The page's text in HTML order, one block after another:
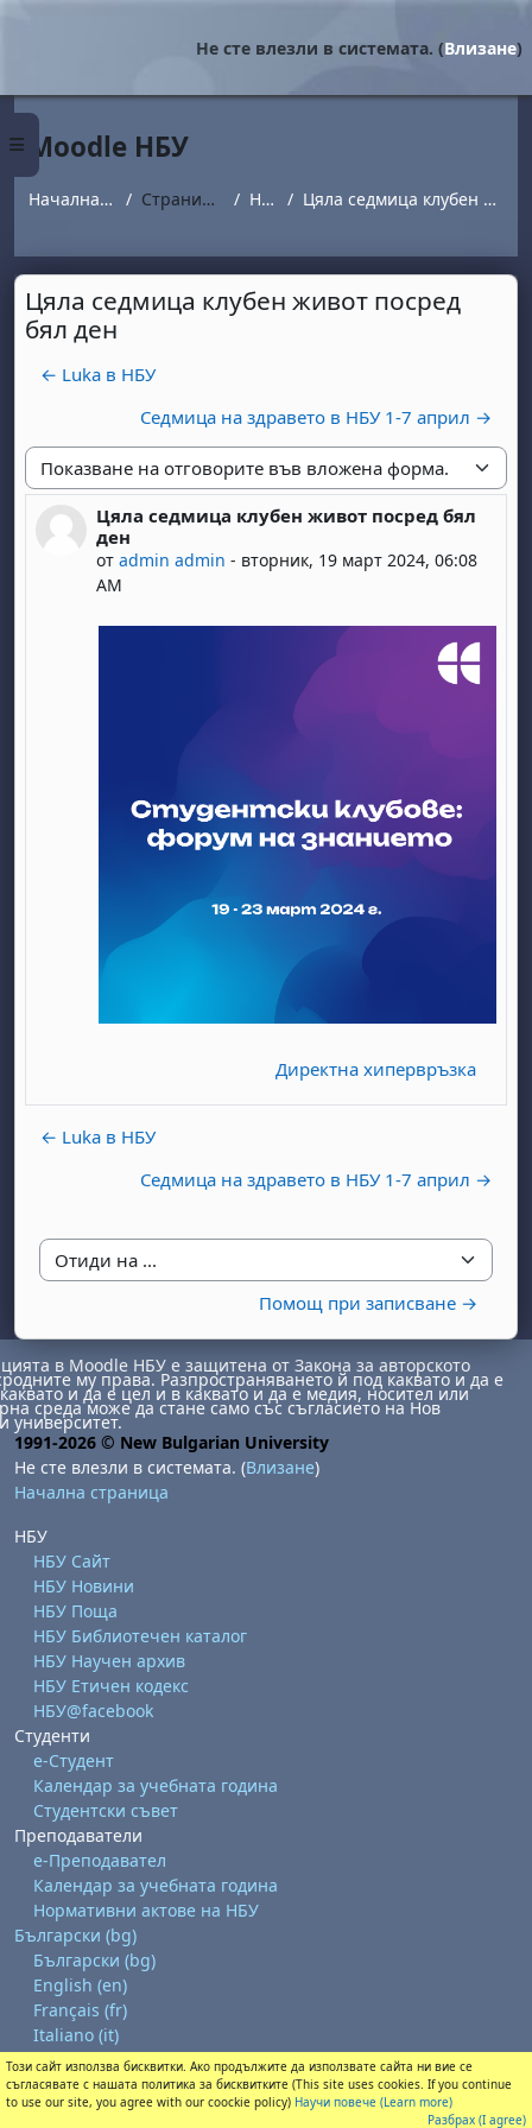
Страничен панел
Не сте влезли в системата. (Влизане)
Moodle НБУ
Начална страница Страници от сайта Новини Цяла седмица клубен живот посред бял ден
Цяла седмица клубен живот посред
бял ден
← Luka в НБУ
Седмица на здравето в НБУ 1-7 април →
Начин на показване
Цяла седмица клубен живот посред бял
ден
от admin admin - вторник, 19 март 2024, 06:08
AM
Number of replies: 0
Директна хипервръзка
← Luka в НБУ
Седмица на здравето в НБУ 1-7 април →
Отиди на ...
Помощ при записване →
1 август
неделя, 2 август
август
август
22 август
неделя, 23 август
август
август
29 август
неделя, 30 август
в Moodle НБУ е защитена от Закона за авторското
му права. Разпространяването й под каквато и да е
и да е цел и в каквато и да е медия, носител или
среда може да стане само със съгласието на Нов
университет.
1991-2026 © New Bulgarian University
Не сте влезли в системата. (Влизане)
Начална страница
НБУ
НБУ Сайт
НБУ Новини
НБУ Поща
НБУ Библиотечен каталог
НБУ Научен архив
НБУ Етичен кодекс
НБУ@facebook
Студенти
е-Студент
Календар за учебната година
Студентски съвет
Преподаватели
е-Преподавател
Календар за учебната година
Нормативни актове на НБУ
Български ‎(bg)‎
Български ‎(bg)‎
English ‎(en)‎
Français ‎(fr)‎
Italiano ‎(it)‎
Изтегляне на мобилно приложение
Преминете към стандартната тема
Този сайт използва бисквитки. Ако продължите да използвате сайта ни вие се
съгласявате с нашата политика за бисквитките (This site uses cookies. If you continue
to use our site, you agree with our coockie policy) Научи повече (Learn more)
Разбрах (I agree)